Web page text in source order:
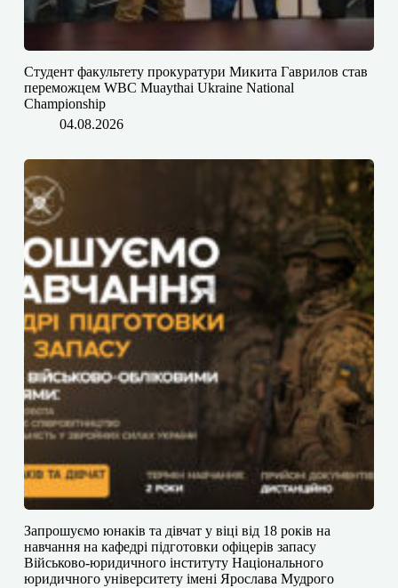
Студент факультету прокуратури Микита Гаврилов став
переможцем WBC Muaythai Ukraine National
Championship
04.08.2026
Запрошуємо юнаків та дівчат у віці від 18 років на
навчання на кафедрі підготовки офіцерів запасу
Військово-юридичного інституту Національного
юридичного університету імені Ярослава Мудрого